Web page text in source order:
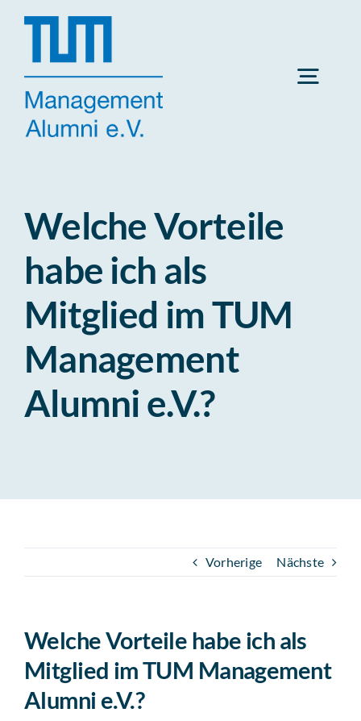
CareerOS
Events
Jobboard
About Us
Welche Vorteile
habe ich als
Mitglied im TUM
Management
Alumni e.V.?
Vorherige Nächste
Welche Vorteile habe ich als
Mitglied im TUM Management
Alumni e.V.?